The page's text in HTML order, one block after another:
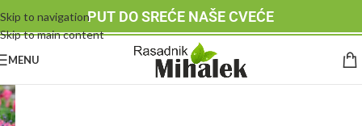
Skip to navigation
Skip to main content
PUT DO SREĆE NAŠE CVEĆE
MENU
RASADNIK
MIHALEK